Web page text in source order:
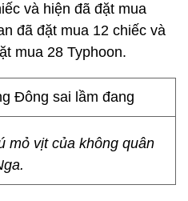
và hiện đã đặt mua
đã đặt mua 12 chiếc và
mua 28 Typhoon.
mỏ vịt của không quân